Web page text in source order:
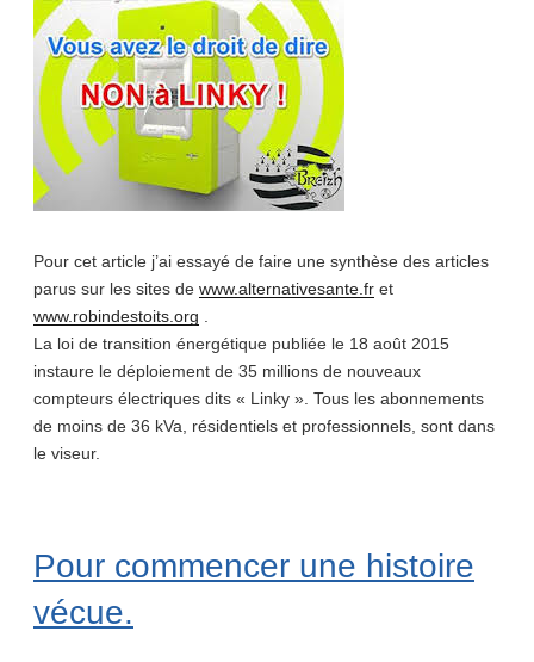
Pour cet article j’ai essayé de faire une synthèse des articles
parus sur les sites de www.alternativesante.fr et
www.robindestoits.org
La loi de transition énergétique publiée le 18 août 2015
instaure le déploiement de 35 millions de nouveaux
compteurs électriques dits « Linky ». Tous les abonnements
de moins de 36 kVa, résidentiels et professionnels, sont dans
le viseur.
Pour commencer une histoire
vécue.